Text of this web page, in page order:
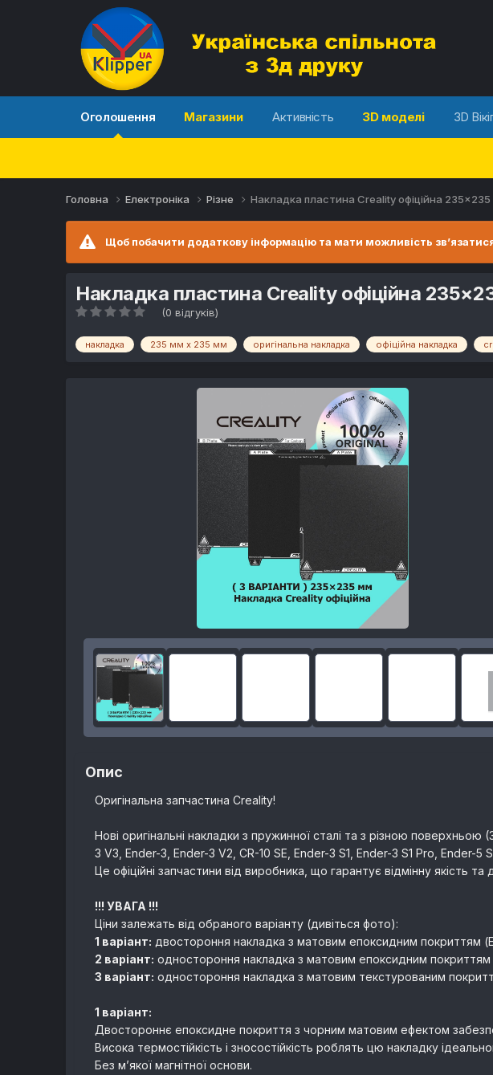
Оголошення Магазини Активність 3D моделі 3D
Головна Електроніка Різне Накладка пластина Creality офіційна
Щоб побачити додаткову інформацію та мати можливість
Накладка пластина Creality офіційна
(0 відгуків)
накладка 235 мм х 235 мм оригінальна накладка офіційна накладка
Опис
Оригінальна запчастина Creality!
Нові оригінальні накладки з пружинної сталі та з різною поверхньою
3 V3, Ender-3, Ender-3 V2, CR-10 SE, Ender-3 S1, Ender-3 S1 Pro,
Це офіційні запчастини від виробника, що гарантує відмінну якість та
!!! УВАГА !!!
Ціни залежать від обраного варіанту (дивіться фото):
1 варіант: двостороння накладка з матовим епоксидним покриттям
2 варіант: одностороння накладка з матовим епоксидним
3 варіант: одностороння накладка з матовим текстурованим
1 варіант:
Двостороннє епоксидне покриття з чорним матовим ефектом
Висока термостійкість і зносостійкість роблять цю накладку
Без м’якої магнітної основи.